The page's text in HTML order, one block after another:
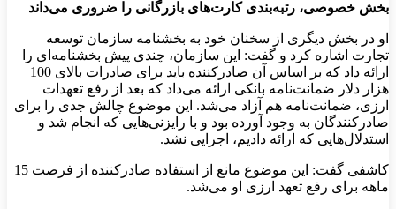
بخش خصوصی، رتبه‌بندی کارت‌های بازرگانی را ضروری می‌داند
او در بخش دیگری از سخنان خود به بخشنامه سازمان توسعه
تجارت اشاره کرد و گفت: این سازمان، چندی پیش بخشنامه‌ای را
ارائه داد که بر اساس آن صادرکننده باید برای صادرات بالای 100
هزار دلار ضمانت‌نامه بانکی ارائه می‌داد که بعد از رفع تعهدات
ارزی، ضمانت‌نامه هم آزاد می‌شد. این موضوع چالش جدی را برای
صادرکنندگان به وجود آورده بود و با رایزنی‌هایی که انجام شد و
استدلال‌هایی که ارائه دادیم، اجرایی نشد.
کاشفی گفت: این موضوع مانع از استفاده صادرکننده از فرصت 15
ماهه برای رفع تعهد ارزی او می‌شد.